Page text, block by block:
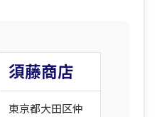
須藤商店
東京都大田区仲